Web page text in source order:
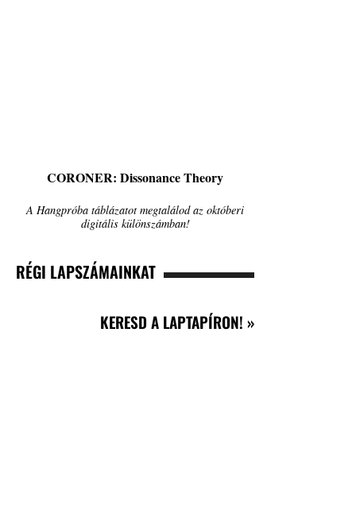
CORONER: Dissonance Theory
A Hangpróba táblázatot megtalálod az októberi
digitális különszámban!
RÉGI LAPSZÁMAINKAT
KERESD A LAPTAPÍRON! »